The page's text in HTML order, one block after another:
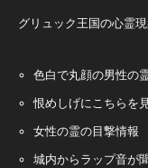
グリュック王国の心霊現
色白で丸顔の男性の
恨めしげにこちらを
女性の霊の目撃情報
城内からラップ音が